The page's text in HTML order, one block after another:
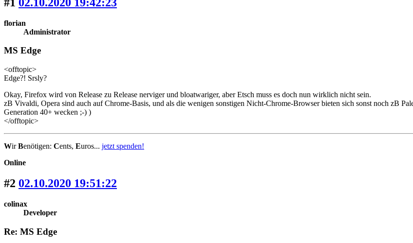
florian
Administrator
MS Edge
<offtopic>
Edge?! Srsly?
Okay, Firefox wird von Release zu Release nerviger und bloatwariger, aber Etsch muss es doch nun wirklich nicht sein.
zB Vivaldi, Opera sind auch auf Chrome-Basis, und als die wenigen sonstigen Nicht-Chrome-Browser bieten sich sonst noch zB
Generation 40+ wecken ;-) )
</offtopic>
WirBenötigen: Cents, Euros... jetzt spenden!
Online
#2 02.10.2020 19:51:22
colinax
Developer
Re: MS Edge